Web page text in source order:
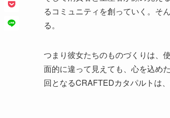
るコミュニティを創っていく。そ
る。
つまり彼女たちのものづくりは、
面的に違って見えても、心を込め
回となるCRAFTEDカタパルトは